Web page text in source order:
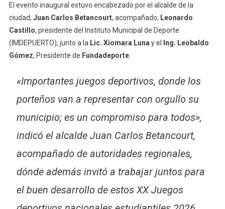
El evento inaugural estuvo encabezado por el alcalde de la
ciudad, Juan Carlos Betancourt, acompañado; Leonardo
Castillo, presidente del Instituto Municipal de Deporte
(IMDEPUERTO), junto a la Lic. Xiomara Luna y el Ing. Leobaldo
Gómez, Presidente de Fundadeporte.
«Importantes juegos deportivos, donde los
porteños van a representar con orgullo su
municipio; es un compromiso para todos»,
indicó el alcalde Juan Carlos Betancourt,
acompañado de autoridades regionales,
dónde además invitó a trabajar juntos para
el buen desarrollo de estos XX Juegos